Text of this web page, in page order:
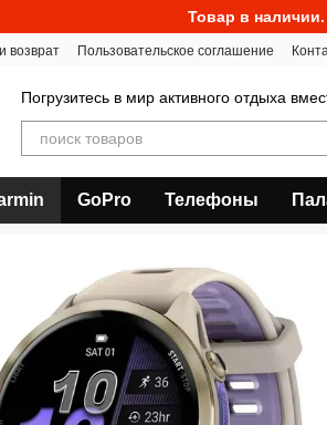
Товар в
возврат Пользовательское соглашение
Погрузитесь в мир активного отдыха
GoPro Телефоны